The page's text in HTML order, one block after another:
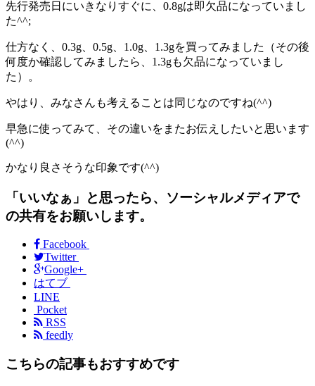
先行発売日にいきなりすぐに、0.8gは即欠品になっていまし
た^^;
仕方なく、0.3g、0.5g、1.0g、1.3gを買ってみました（その後
何度か確認してみましたら、1.3gも欠品になっていまし
た）。
やはり、みなさんも考えることは同じなのですね(^^)
早急に使ってみて、その違いをまたお伝えしたいと思います
(^^)
かなり良さそうな印象です(^^)
「いいなぁ」と思ったら、ソーシャルメディアで
の共有をお願いします。
Facebook
Twitter
Google+
はてブ
LINE
Pocket
RSS
feedly
こちらの記事もおすすめです